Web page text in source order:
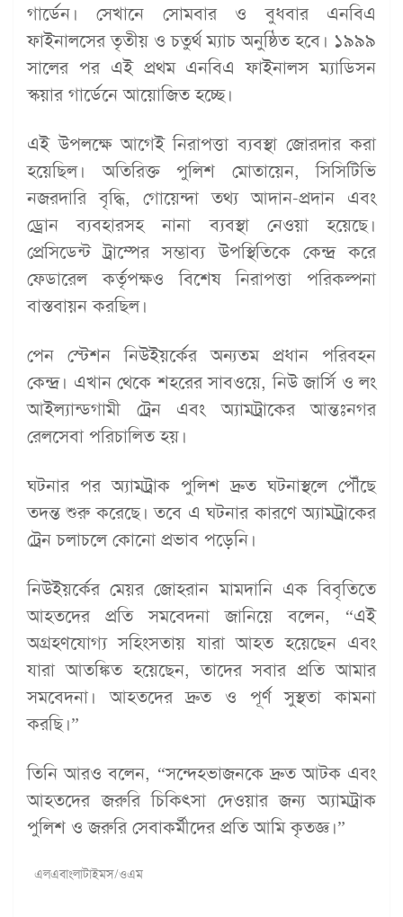
গার্ডেন। সেখানে সোমবার ও বুধবার এনবিএ
ফাইনালসের তৃতীয় ও চতুর্থ ম্যাচ অনুষ্ঠিত হবে। ১৯৯৯
সালের পর এই প্রথম এনবিএ ফাইনালস ম্যাডিসন
স্কয়ার গার্ডেনে আয়োজিত হচ্ছে।
এই উপলক্ষে আগেই নিরাপত্তা ব্যবস্থা জোরদার করা
হয়েছিল। অতিরিক্ত পুলিশ মোতায়েন, সিসিটিভি
নজরদারি বৃদ্ধি, গোয়েন্দা তথ্য আদান-প্রদান এবং
ড্রোন ব্যবহারসহ নানা ব্যবস্থা নেওয়া হয়েছে।
প্রেসিডেন্ট ট্রাম্পের সম্ভাব্য উপস্থিতিকে কেন্দ্র করে
ফেডারেল কর্তৃপক্ষও বিশেষ নিরাপত্তা পরিকল্পনা
বাস্তবায়ন করছিল।
পেন স্টেশন নিউইয়র্কের অন্যতম প্রধান পরিবহন
কেন্দ্র। এখান থেকে শহরের সাবওয়ে, নিউ জার্সি ও লং
আইল্যান্ডগামী ট্রেন এবং অ্যামট্রাকের আন্তঃনগর
রেলসেবা পরিচালিত হয়।
ঘটনার পর অ্যামট্রাক পুলিশ দ্রুত ঘটনাস্থলে পৌঁছে
তদন্ত শুরু করেছে। তবে এ ঘটনার কারণে অ্যামট্রাকের
ট্রেন চলাচলে কোনো প্রভাব পড়েনি।
নিউইয়র্কের মেয়র জোহরান মামদানি এক বিবৃতিতে
আহতদের প্রতি সমবেদনা জানিয়ে বলেন, “এই
অগ্রহণযোগ্য সহিংসতায় যারা আহত হয়েছেন এবং
যারা আতঙ্কিত হয়েছেন, তাদের সবার প্রতি আমার
সমবেদনা। আহতদের দ্রুত ও পূর্ণ সুস্থতা কামনা
করছি।”
তিনি আরও বলেন, “সন্দেহভাজনকে দ্রুত আটক এবং
আহতদের জরুরি চিকিৎসা দেওয়ার জন্য অ্যামট্রাক
পুলিশ ও জরুরি সেবাকর্মীদের প্রতি আমি কৃতজ্ঞ।”
এলএবাংলাটাইমস/ওএম